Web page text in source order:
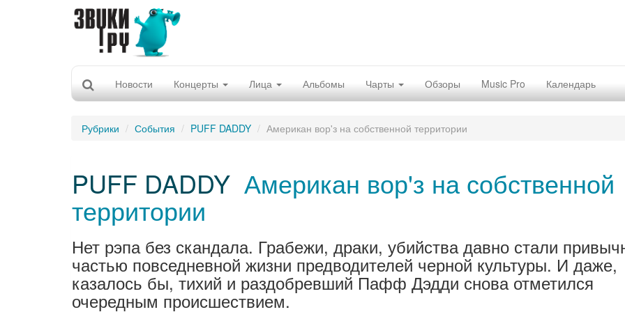
Новости Концерты Лица Альбомы Чарты Обзоры Music Pro Календарь
Рубрики События PUFF DADDY Американ вор'з на собственной территории
PUFF DADDY Американ вор'з на собственной
территории
Нет рэпа без скандала. Грабежи, драки, убийства давно стали
частью повседневной жизни предводителей черной культуры. И даже,
казалось бы, тихий и раздобревший Пафф Дэдди снова отметился
очередным происшествием.